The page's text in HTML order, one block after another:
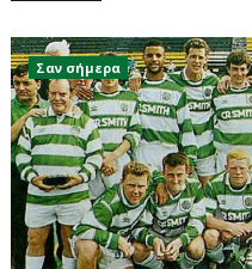
Σαν σήμερα